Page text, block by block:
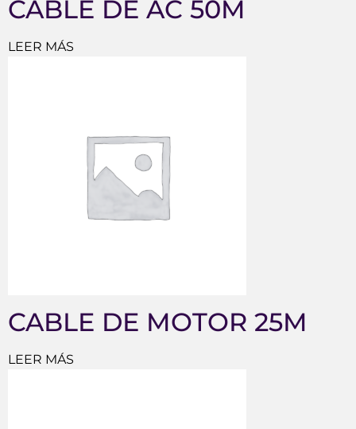
CABLE DE AC 50M
LEER MÁS
CABLE DE MOTOR 25M
LEER MÁS